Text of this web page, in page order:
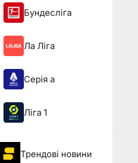
Бундесліга
Ла Ліга
Серія а
Ліга 1
Трендові новини